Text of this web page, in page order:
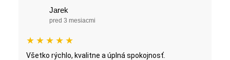
Jarek
pred 3 mesiacmi
★ ★ ★ ★ ★
Všetko rýchlo, kvalitne a úplná spokojnosť.